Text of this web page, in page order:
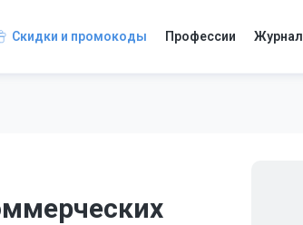
Скидки и промокоды Профессии Журнал